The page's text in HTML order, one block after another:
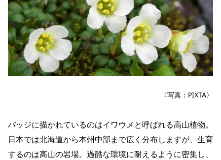
〈写真：PIXTA〉
バッジに描かれているのはイワウメと呼ばれる高山植物。
日本では北海道から本州中部まで広く分布しますが、生育
するのは高山の岩場。過酷な環境に耐えるように密集し、